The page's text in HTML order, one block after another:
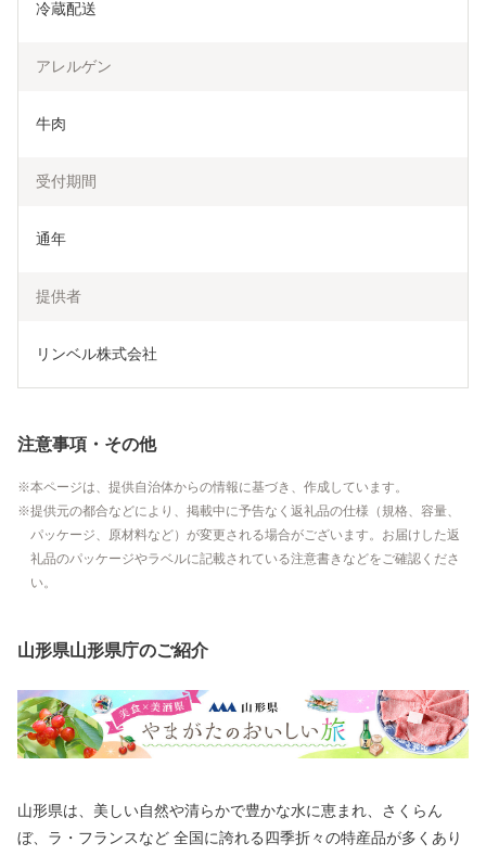
冷蔵配送
アレルゲン
牛肉
受付期間
通年
提供者
リンベル株式会社
注意事項・その他
本ページは、提供自治体からの情報に基づき、作成しています。
提供元の都合などにより、掲載中に予告なく返礼品の仕様（規格、容量、
パッケージ、原材料など）が変更される場合がございます。お届けした返
礼品のパッケージやラベルに記載されている注意書きなどをご確認くださ
い。
山形県山形県庁のご紹介
山形県は、美しい自然や清らかで豊かな水に恵まれ、さくらん
ぼ、ラ・フランスなど 全国に誇れる四季折々の特産品が多くあり